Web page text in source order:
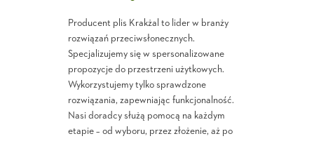
Producent plis Krakżal to lider w branży
rozwiązań przeciwsłonecznych.
Specjalizujemy się w spersonalizowane
propozycje do przestrzeni użytkowych.
Wykorzystujemy tylko sprawdzone
rozwiązania, zapewniając funkcjonalność.
Nasi doradcy służą pomocą na każdym
etapie – od wyboru, przez złożenie, aż po